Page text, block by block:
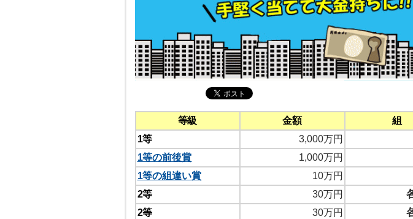
等級 金額 組
1等
3,000万円
1等の前後賞 1,000万円
1等の組違い賞
10万円
2等
30万円
2等 30万円